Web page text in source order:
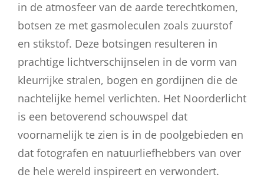
in de atmosfeer van de aarde terechtkomen,
botsen ze met gasmoleculen zoals zuurstof
en stikstof. Deze botsingen resulteren in
prachtige lichtverschijnselen in de vorm van
kleurrijke stralen, bogen en gordijnen die de
nachtelijke hemel verlichten. Het Noorderlicht
is een betoverend schouwspel dat
voornamelijk te zien is in de poolgebieden en
dat fotografen en natuurliefhebbers van over
de hele wereld inspireert en verwondert.